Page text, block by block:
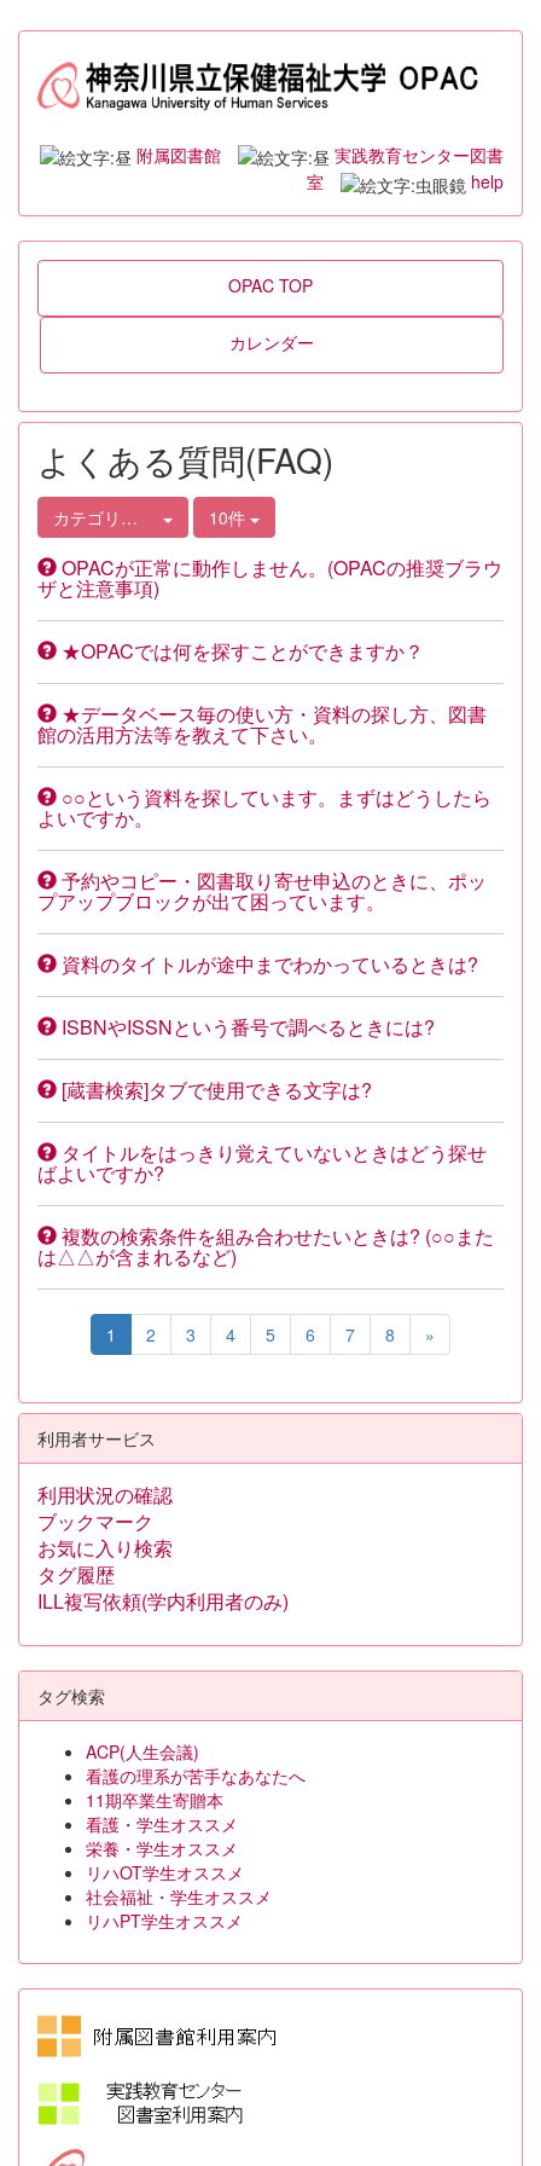
附属図書館
実践教育センター図書
室
help
OPAC TOP
カレンダー
よくある質問(FAQ)
カテゴリ選択 10件
OPACが正常に動作しません。(OPACの推奨ブラウ
ザと注意事項)
★OPACでは何を探すことができますか？
★データベース毎の使い方・資料の探し方、図書
館の活用方法等を教えて下さい。
○○という資料を探しています。まずはどうしたら
よいですか。
予約やコピー・図書取り寄せ申込のときに、ポッ
プアップブロックが出て困っています。
資料のタイトルが途中までわかっているときは?
ISBNやISSNという番号で調べるときには?
[蔵書検索]タブで使用できる文字は?
タイトルをはっきり覚えていないときはどう探せ
ばよいですか?
複数の検索条件を組み合わせたいときは? (○○また
は△△が含まれるなど)
1 2 3 4 5 6 7 8 »
利用者サービス
利用状況の確認
ブックマーク
お気に入り検索
タグ履歴
ILL複写依頼(学内利用者のみ)
タグ検索
ACP(人生会議)
看護の理系が苦手なあなたへ
11期卒業生寄贈本
看護・学生オススメ
栄養・学生オススメ
リハOT学生オススメ
社会福祉・学生オススメ
リハPT学生オススメ